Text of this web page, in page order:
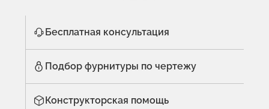
Бесплатная консультация
Подбор фурнитуры по чертежу
Конструкторская помощь